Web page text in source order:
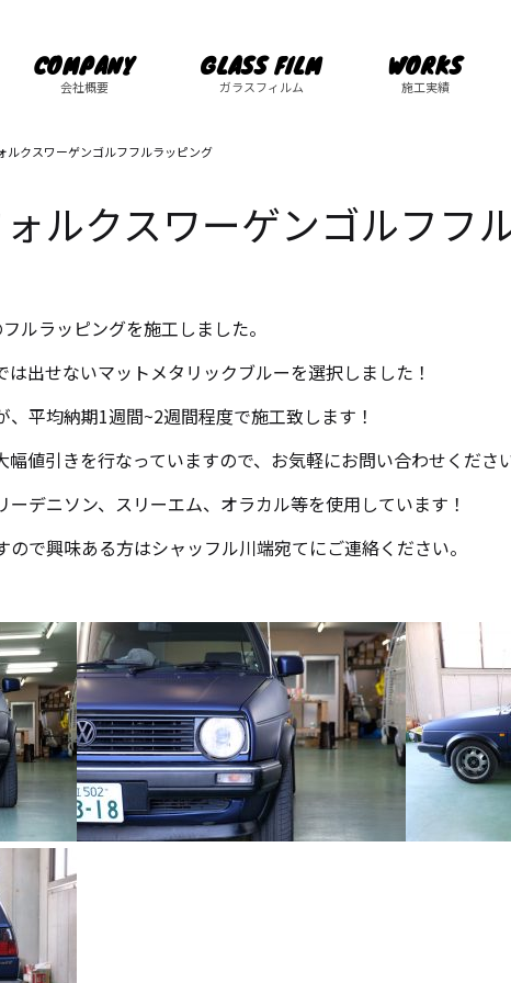
COMPANY
会社概要
GLASS FILM
ガラスフィルム
WORKS
施工実績
ルクスワーゲンゴルフフルラッピング
ルクスワーゲンゴルフフ
ルラッピングを施工しました。
出せないマットメタリックブルーを選択しました！
平均納期1週間~2週間程度で施工致します！
値引きを行なっていますので、お気軽にお問い合わせくださ
デニソン、スリーエム、オラカル等を使用しています！
で興味ある方はシャッフル川端宛てにご連絡ください。